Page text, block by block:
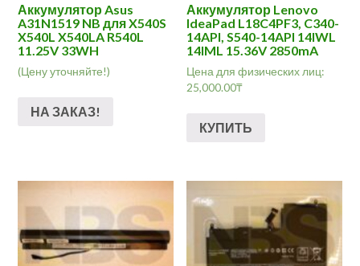
Аккумулятор Asus
A31N1519 NB для X540S
X540L X540LA R540L
11.25V 33WH
(Цену уточняйте!)
НА ЗАКАЗ!
Аккумулятор Lenovo
IdeaPad L18C4PF3, C340-
14API, S540-14API 14IWL
14IML 15.36V 2850mA
Цена для физических лиц:
25,000.00₸
КУПИТЬ